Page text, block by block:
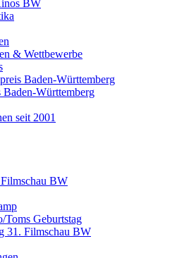
BW
& Wettbewerbe
Baden-Württemberg
Württemberg
seit 2001
BW
Toms Geburtstag
31. Filmschau BW